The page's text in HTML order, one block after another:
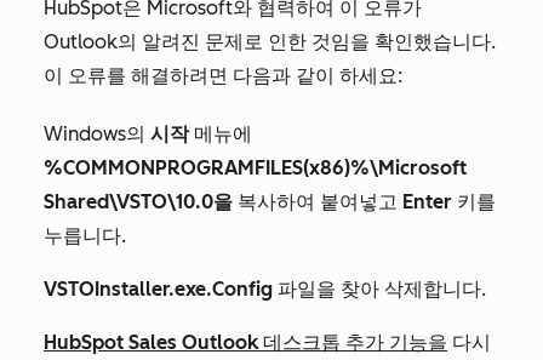
HubSpot은 Microsoft와 협력하여 이 오류가
Outlook의 알려진 문제로 인한 것임을 확인했습니다.
이 오류를 해결하려면 다음과 같이 하세요:
Windows의 시작메뉴에
%COMMONPROGRAMFILES(x86)%\Microsoft
Shared\VSTO\10.0을 복사하여 붙여넣고 Enter 키를
누릅니다.
VSTOInstaller.exe.Config 파일을 찾아 삭제합니다.
HubSpot Sales Outlook 데스크톱 추가 기능을 다시